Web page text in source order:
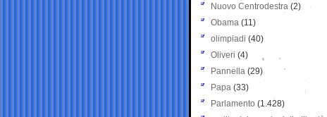
Nuovo Centrodestra (2)
Obama (11)
olimpiadi (40)
Oliveri (4)
Pannella (29)
Papa (33)
Parlamento (1.428)